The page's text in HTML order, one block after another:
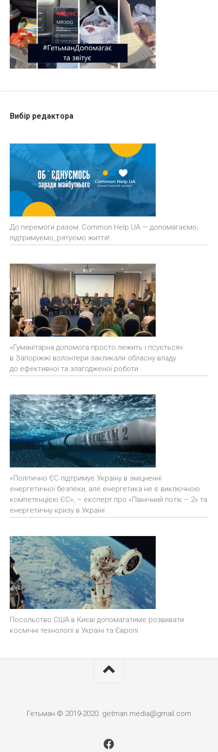
Вибір редактора
До перемоги разом: Common Help UA — допомагаємо,
підтримуємо, рятуємо життя!
«Гуманітарна допомога просто лежить і псується»:
в Запоріжжі волонтери закликали обласну владу
до ефективної та злагодженої роботи
«Політично ЄС підтримує Україну в зміцненні
енергетичної безпеки, але енергетика не є виключною
компетенцією ЄС», – експерт про «Північний потік – 2» та
енергетичну кризу в Україні
Посольство США в Києві допомагатиме розвивати
космічні технології в Україні та Європі
Гетьман © 2019-2020. getman.media@gmail.com